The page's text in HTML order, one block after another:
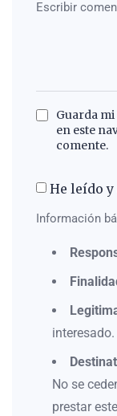
Guarda
en este
comente.
He leído
Información
interesado.
No se
prestar